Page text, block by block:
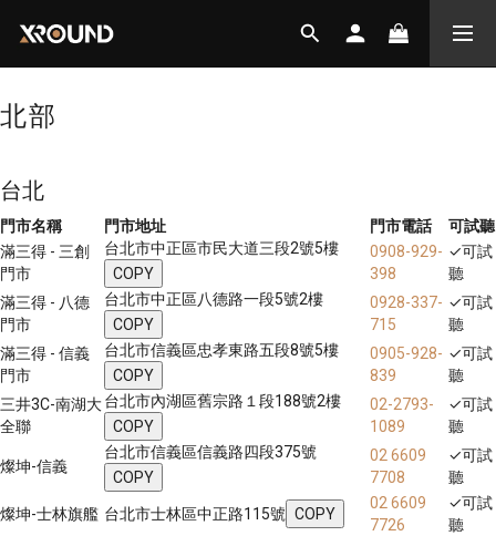
北部
台北
門市名稱 門市地址 門市電話
可試聽
滿三得 - 三創
門市
台北市中正區市民大道三段2號5樓
COPY
0908-929-
398
✓可試
聽
滿三得 - 八德
門市
台北市中正區八德路一段5號2樓
COPY
0928-337-
715
✓可試
聽
滿三得 - 信義
門市
台北市信義區忠孝東路五段8號5樓
COPY
0905-928-
839
✓可試
聽
三井3C-南湖大
全聯
台北市內湖區舊宗路１段188號2樓
COPY
02-2793-
1089
✓可試
聽
燦坤-信義
台北市信義區信義路四段375號
COPY
02 6609
7708
✓可試
聽
燦坤-士林旗艦 台北市士林區中正路115號 COPY
02 6609
7726
✓可試
聽